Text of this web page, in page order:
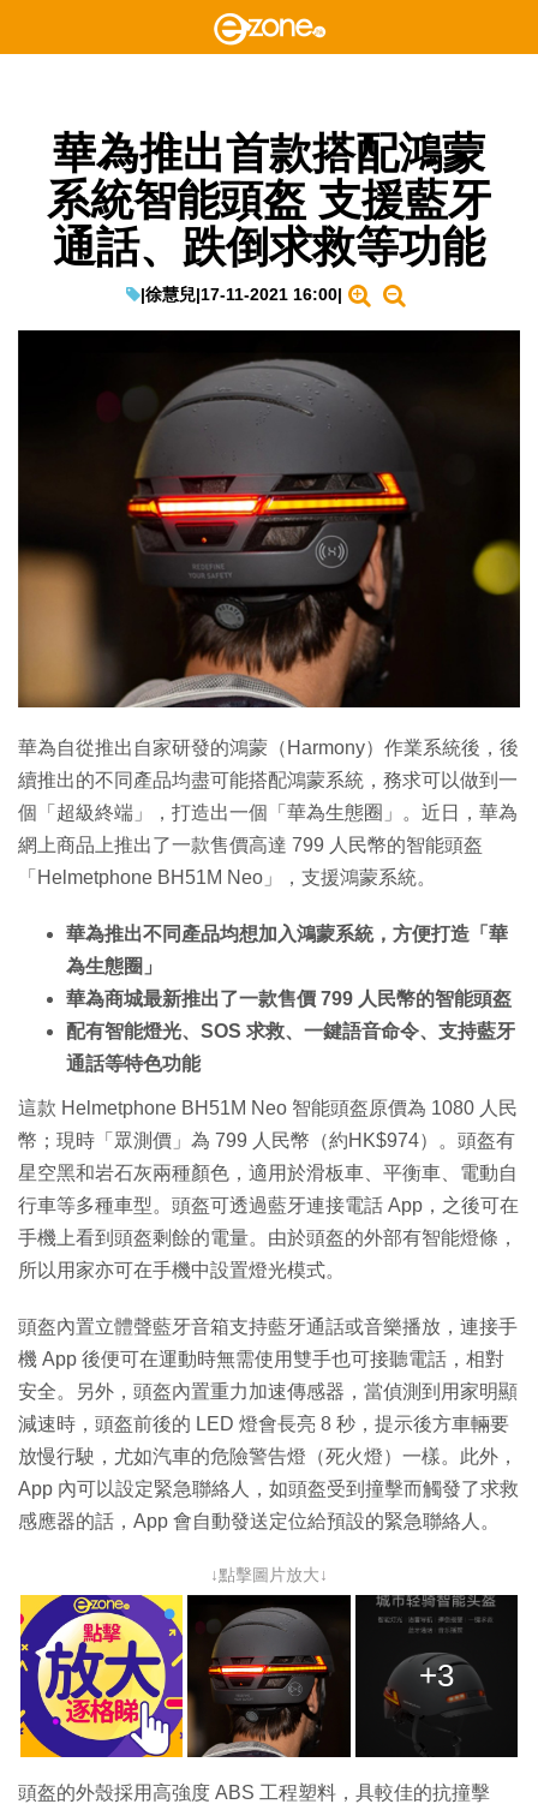
華為推出首款搭配鴻蒙
系統智能頭盔 支援藍牙
通話、跌倒求救等功能
|徐慧兒|17-11-2021 16:00|
華為自從推出自家研發的鴻蒙（Harmony）作業系統後，後
續推出的不同產品均盡可能搭配鴻蒙系統，務求可以做到一
個「超級終端」，打造出一個「華為生態圈」。近日，華為
網上商品上推出了一款售價高達 799 人民幣的智能頭盔
「Helmetphone BH51M Neo」，支援鴻蒙系統。
華為推出不同產品均想加入鴻蒙系統，方便打造「華
為生態圈」
華為商城最新推出了一款售價 799 人民幣的智能頭盔
配有智能燈光、SOS 求救、一鍵語音命令、支持藍牙
通話等特色功能
這款 Helmetphone BH51M Neo 智能頭盔原價為 1080 人民
幣；現時「眾測價」為 799 人民幣（約HK$974）。頭盔有
星空黑和岩石灰兩種顏色，適用於滑板車、平衡車、電動自
行車等多種車型。頭盔可透過藍牙連接電話 App，之後可在
手機上看到頭盔剩餘的電量。由於頭盔的外部有智能燈條，
所以用家亦可在手機中設置燈光模式。
頭盔內置立體聲藍牙音箱支持藍牙通話或音樂播放，連接手
機 App 後便可在運動時無需使用雙手也可接聽電話，相對
安全。另外，頭盔內置重力加速傳感器，當偵測到用家明顯
減速時，頭盔前後的 LED 燈會長亮 8 秒，提示後方車輛要
放慢行駛，尤如汽車的危險警告燈（死火燈）一樣。此外，
App 內可以設定緊急聯絡人，如頭盔受到撞擊而觸發了求救
感應器的話，App 會自動發送定位給預設的緊急聯絡人。
↓點擊圖片放大↓
+3
頭盔的外殼採用高強度 ABS 工程塑料，具較佳的抗撞擊